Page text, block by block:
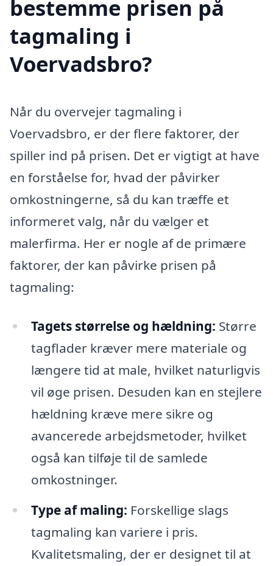
bestemme prisen på
tagmaling i
Voervadsbro?
Når du overvejer tagmaling i
Voervadsbro, er der flere faktorer, der
spiller ind på prisen. Det er vigtigt at have
en forståelse for, hvad der påvirker
omkostningerne, så du kan træffe et
informeret valg, når du vælger et
malerfirma. Her er nogle af de primære
faktorer, der kan påvirke prisen på
tagmaling:
Tagets størrelse og hældning: Større
tagflader kræver mere materiale og
længere tid at male, hvilket naturligvis
vil øge prisen. Desuden kan en stejlere
hældning kræve mere sikre og
avancerede arbejdsmetoder, hvilket
også kan tilføje til de samlede
omkostninger.
Type af maling: Forskellige slags
tagmaling kan variere i pris.
Kvalitetsmaling, der er designet til at